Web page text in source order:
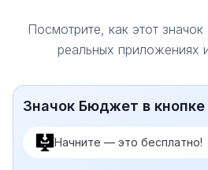
Посмотрите, как этот
реальных приложениях
Значок Бюджет в кнопке
Начните — это бесплатно!